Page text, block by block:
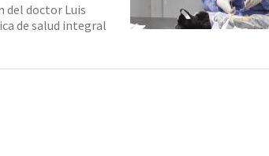
del doctor Luis
de salud integral